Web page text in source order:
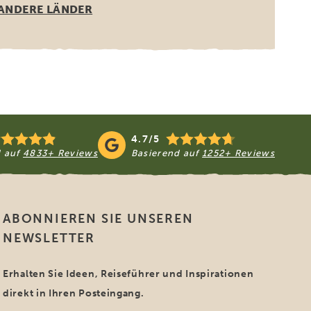
LÄNDER
auf 4833+ Reviews
4.7/5
Basierend auf 1252+ Reviews
ABONNIEREN SIE UNSEREN
NEWSLETTER
Erhalten Sie Ideen, Reiseführer und Inspirationen
direkt in Ihren Posteingang.